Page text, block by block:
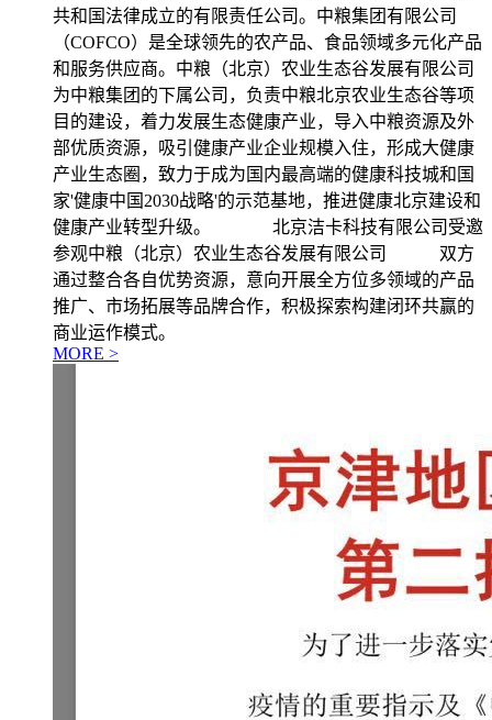
共和国法律成立的有限责任公司。中粮集团有限公司
（COFCO）是全球领先的农产品、食品领域多元化产品
和服务供应商。中粮（北京）农业生态谷发展有限公司
为中粮集团的下属公司，负责中粮北京农业生态谷等项
目的建设，着力发展生态健康产业，导入中粮资源及外
部优质资源，吸引健康产业企业规模入住，形成大健康
产业生态圈，致力于成为国内最高端的健康科技城和国
家'健康中国2030战略'的示范基地，推进健康北京建设和
健康产业转型升级。 北京洁卡科技有限公司受邀
参观中粮（北京）农业生态谷发展有限公司 双方
通过整合各自优势资源，意向开展全方位多领域的产品
推广、市场拓展等品牌合作，积极探索构建闭环共赢的
商业运作模式。
MORE >